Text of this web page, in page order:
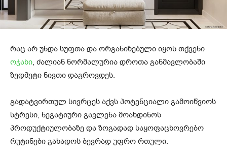
რაც არ უნდა სუფთა და ორგანიზებული იყოს თქვენი
ოჯახი, ძალიან ნორმალურია დროთა განმავლობაში
ზედმეტი ნივთი დაგროვდეს.
გადატვირთულ სივრცეს აქვს პოტენციალი გამოიწვიოს
სტრესი, ნეგატიური გავლენა მოახდინოს
პროდუქტიულობაზე და ზოგადად საყოფაცხოვრებო
რუტინები გახადოს ბევრად უფრო რთული.